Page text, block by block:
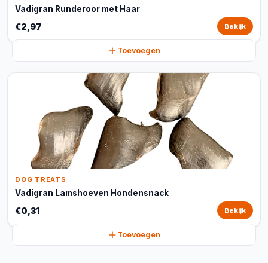
Vadigran Runderoor met Haar
€2,97 Bekijk
Toevoegen
DOG TREATS
Vadigran Lamshoeven Hondensnack
€0,31 Bekijk
Toevoegen